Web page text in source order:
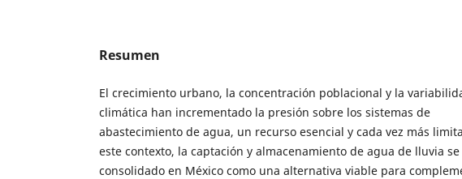
Resumen
El crecimiento urbano, la concentración poblacional y la
climática han incrementado la presión sobre los sistemas de
abastecimiento de agua, un recurso esencial y cada vez más
este contexto, la captación y almacenamiento de agua de lluvia se
consolidado en México como una alternativa viable para